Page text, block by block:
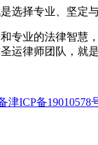
选择专业、坚定与
专业的法律智慧
运律师团队，就
津ICP备19010578